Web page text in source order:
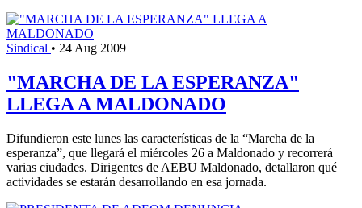
Sindical • 24 Aug 2009
"MARCHA DE LA ESPERANZA"
LLEGA A MALDONADO
Difundieron este lunes las características de la “Marcha de la
esperanza”, que llegará el miércoles 26 a Maldonado y recorrerá
varias ciudades. Dirigentes de AEBU Maldonado, detallaron qué
actividades se estarán desarrollando en esa jornada.